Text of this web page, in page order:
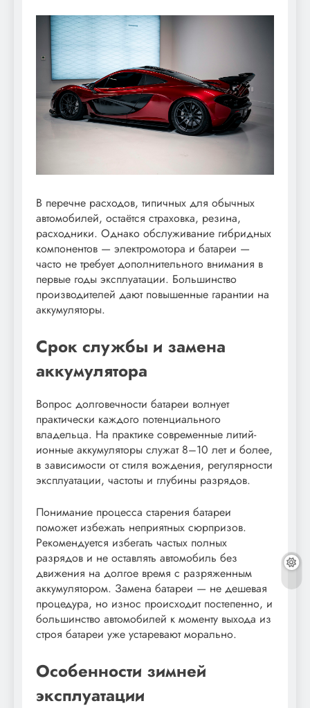
В перечне расходов, типичных для обычных
автомобилей, остаётся страховка, резина,
расходники. Однако обслуживание гибридных
компонентов — электромотора и батареи —
часто не требует дополнительного внимания в
первые годы эксплуатации. Большинство
производителей дают повышенные гарантии на
аккумуляторы.
Срок службы и замена
аккумулятора
Вопрос долговечности батареи волнует
практически каждого потенциального
владельца. На практике современные литий-
ионные аккумуляторы служат 8–10 лет и более,
в зависимости от стиля вождения, регулярности
эксплуатации, частоты и глубины разрядов.
Понимание процесса старения батареи
поможет избежать неприятных сюрпризов.
Рекомендуется избегать частых полных
разрядов и не оставлять автомобиль без
движения на долгое время с разряженным
аккумулятором. Замена батареи — не дешевая
процедура, но износ происходит постепенно, и
большинство автомобилей к моменту выхода из
строя батареи уже устаревают морально.
Особенности зимней
эксплуатации